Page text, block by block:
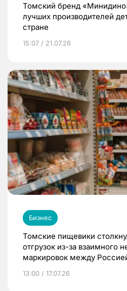
Томский бренд
лучших производителей
стране
15:07 / 21.07.26
Бизнес
Томские пищевики
отгрузок из-за взаимного
маркировок между
13:00 / 17.07.26